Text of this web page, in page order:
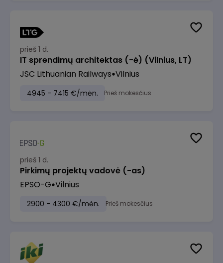
prieš 1 d.
IT sprendimų architektas (-ė) (Vilnius, LT)
JSC Lithuanian Railways Vilnius
4945 - 7415 €/mėn. Prieš mokesčius
prieš 1 d.
Pirkimų projektų vadovė (-as)
EPSO-G Vilnius
2900 - 4300 €/mėn. Prieš mokesčius